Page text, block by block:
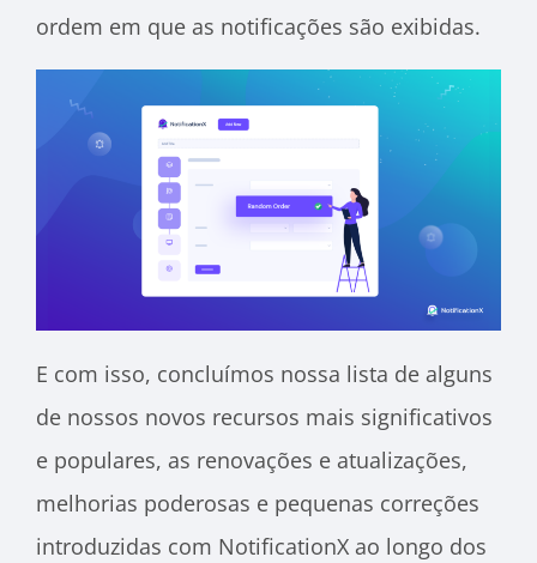
ordem em que as notificações são exibidas.
E com isso, concluímos nossa lista de alguns
de nossos novos recursos mais significativos
e populares, as renovações e atualizações,
melhorias poderosas e pequenas correções
introduzidas com NotificationX ao longo dos